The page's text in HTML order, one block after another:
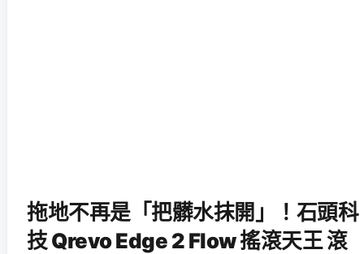
拖地不再是「把髒水抹開」！石頭科
技 Qrevo Edge 2 Flow 搖滾天王 滾